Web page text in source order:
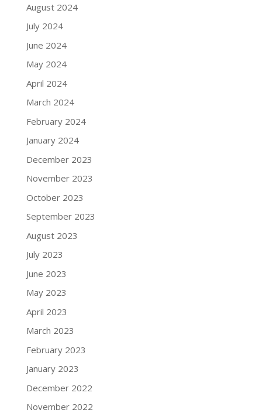
August 2024
July 2024
June 2024
May 2024
April 2024
March 2024
February 2024
January 2024
December 2023
November 2023
October 2023
September 2023
August 2023
July 2023
June 2023
May 2023
April 2023
March 2023
February 2023
January 2023
December 2022
November 2022